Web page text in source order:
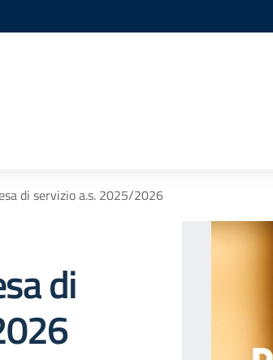
di servizio a.s. 2025/2026
di